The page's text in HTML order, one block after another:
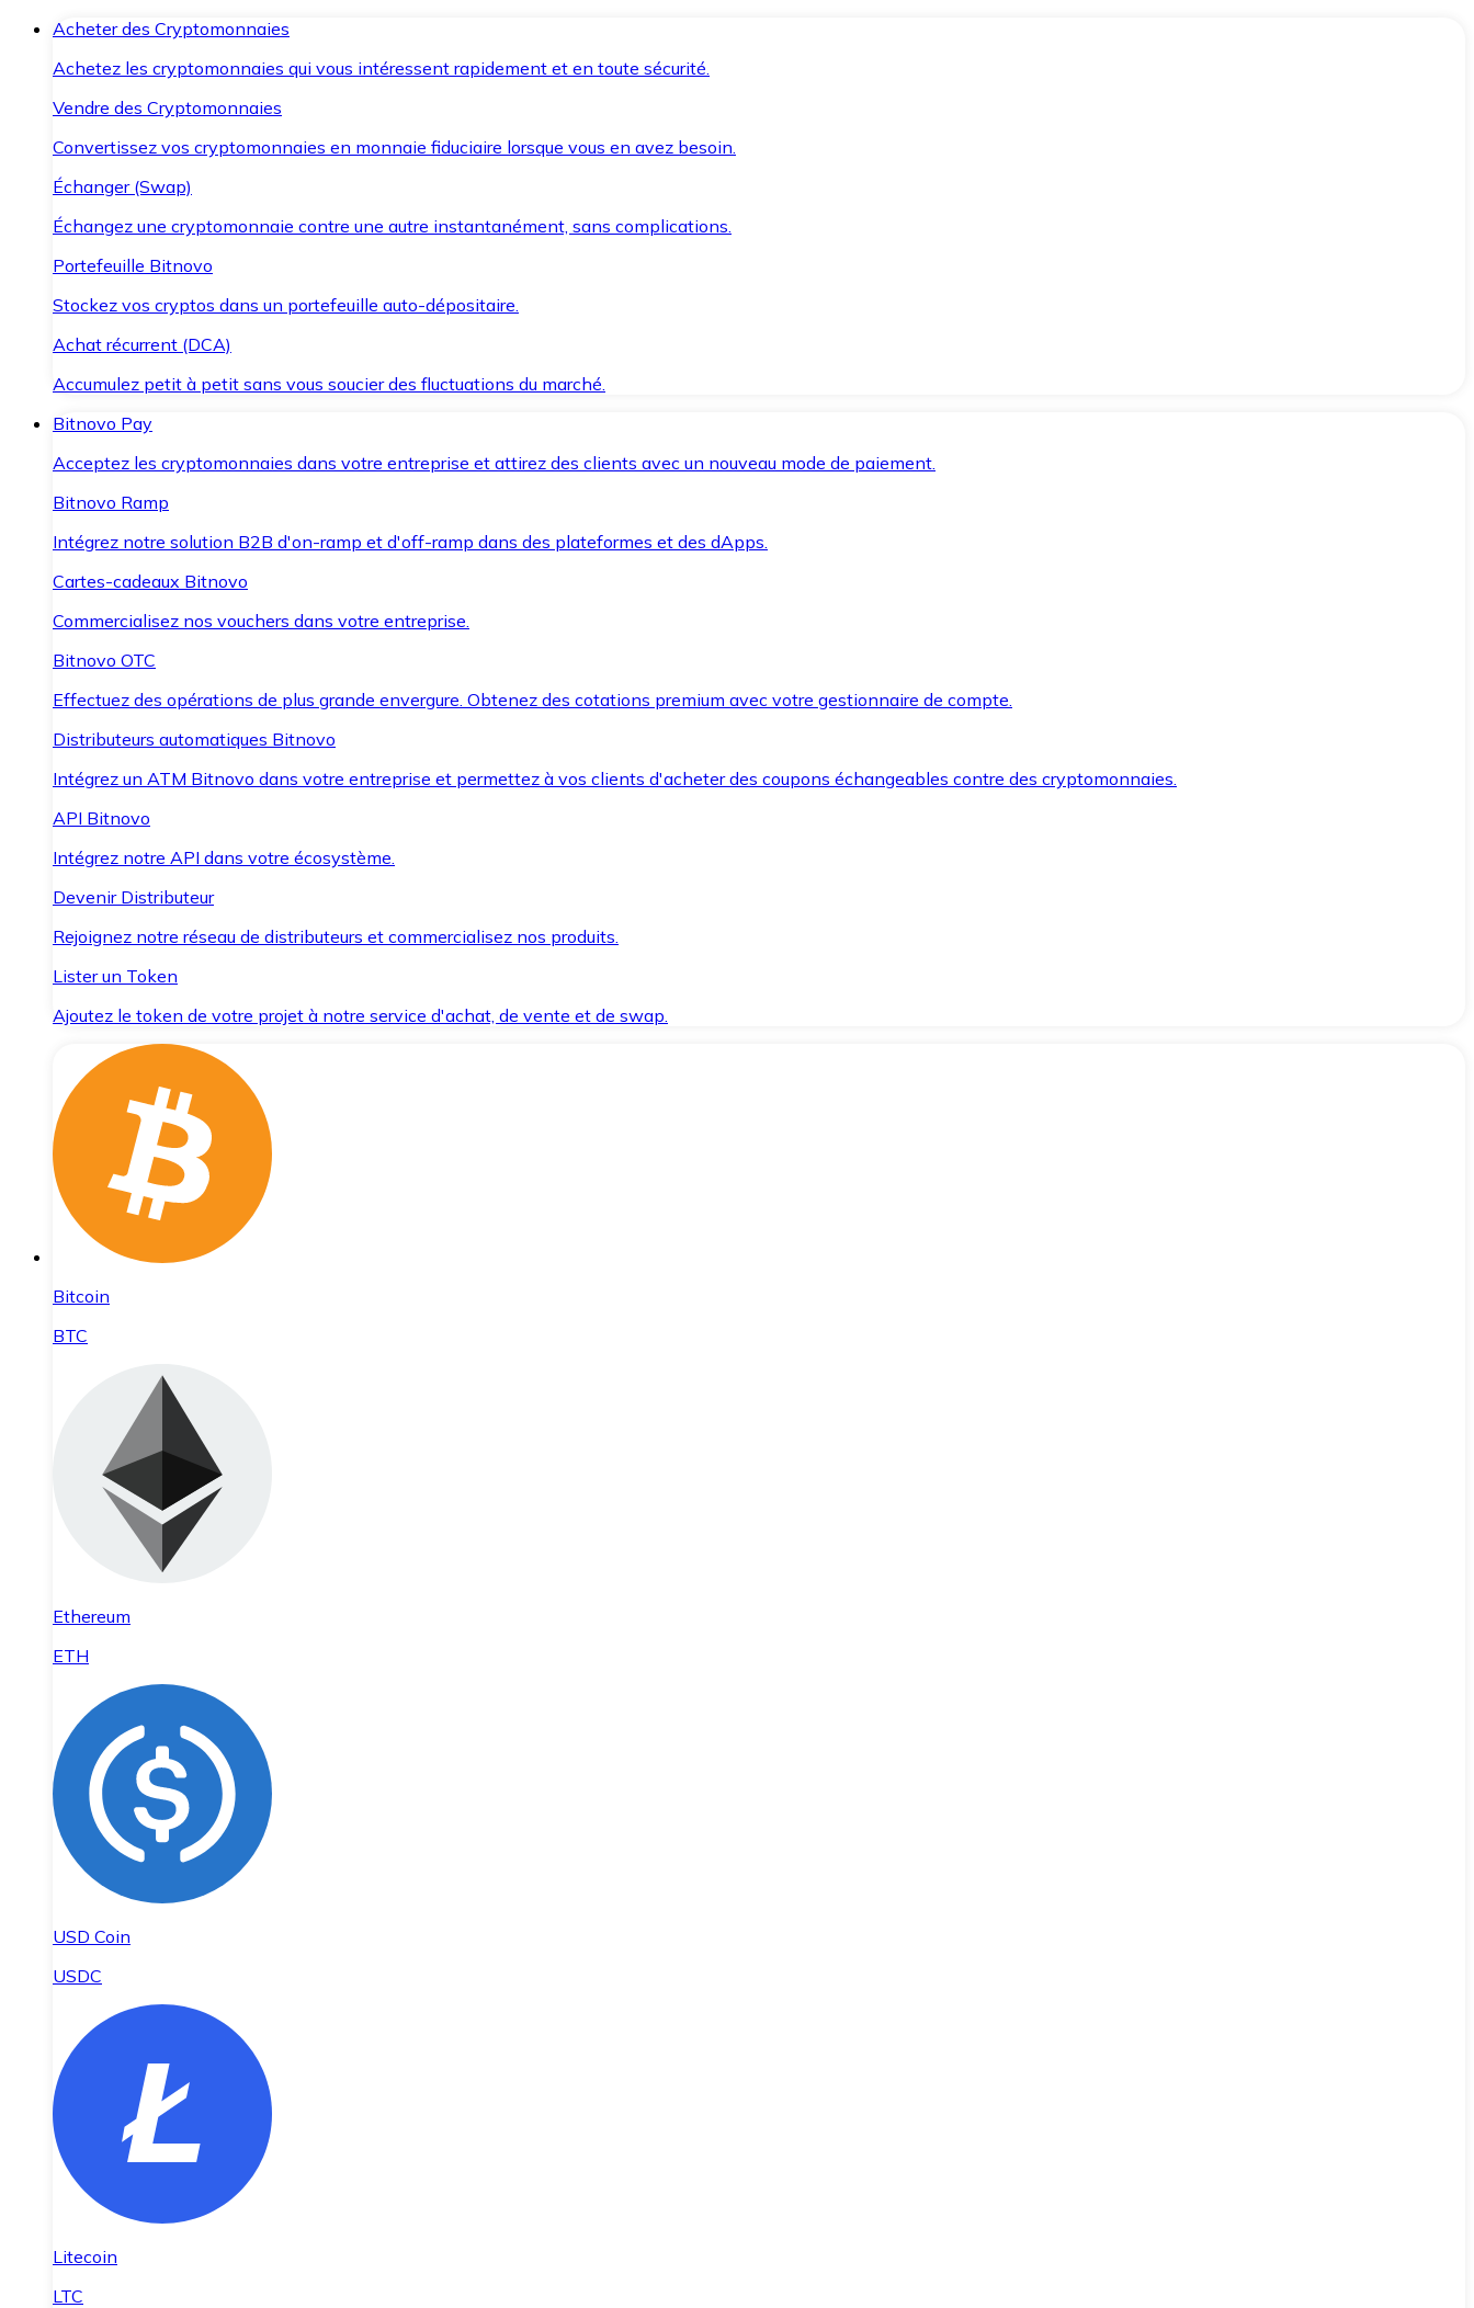
Acheter des Cryptomonnaies
Achetez les cryptomonnaies qui vous intéressent rapidement et en toute sécurité.
Vendre des Cryptomonnaies
Convertissez vos cryptomonnaies en monnaie fiduciaire lorsque vous en avez besoin.
Échanger (Swap)
Échangez une cryptomonnaie contre une autre instantanément, sans complications.
Portefeuille Bitnovo
Stockez vos cryptos dans un portefeuille auto-dépositaire.
Achat récurrent (DCA)
Accumulez petit à petit sans vous soucier des fluctuations du marché.
Bitnovo Pay
Acceptez les cryptomonnaies dans votre entreprise et attirez des clients avec un nouveau mode de paiement.
Bitnovo Ramp
Intégrez notre solution B2B d'on-ramp et d'off-ramp dans des plateformes et des dApps.
Cartes-cadeaux Bitnovo
Commercialisez nos vouchers dans votre entreprise.
Bitnovo OTC
Effectuez des opérations de plus grande envergure. Obtenez des cotations premium avec votre gestionnaire de compte.
Distributeurs automatiques Bitnovo
Intégrez un ATM Bitnovo dans votre entreprise et permettez à vos clients d'acheter des coupons échangeables contre des cryptomonnaies.
API Bitnovo
Intégrez notre API dans votre écosystème.
Devenir Distributeur
Rejoignez notre réseau de distributeurs et commercialisez nos produits.
Lister un Token
Ajoutez le token de votre projet à notre service d'achat, de vente et de swap.
Bitcoin
BTC
Ethereum
ETH
USD Coin
USDC
Litecoin
LTC